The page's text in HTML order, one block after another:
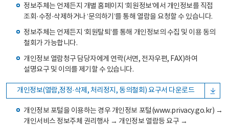
정보주체는 언제든지 개별 홈페이지 ‘회원정보’에서 개인정보를 직접
조회·수정·삭제하거나 ‘문의하기’를 통해 열람을 요청할 수 있습니다.
정보주체는 언제든지 ‘회원탈퇴’를 통해 개인정보의 수집 및 이용 동의
철회가 가능합니다.
개인정보 열람청구 담당자에게 연락(서면, 전자우편, FAX)하여
설명요구 및 이의를 제기할 수 있습니다.
개인정보(열람,정정·삭제, 처리정지, 동의철회) 요구서 다운로드
개인정보 포털을 이용하는 경우 개인정보 포털(www.privacy.go.kr) →
개인서비스 정보주체 권리행사 → 개인정보 열람등 요구 →